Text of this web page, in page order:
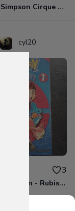
BD - Les Simpson Cirque en folie ! - Tome 11
cyl20
3
Manga - Pokémon - Rubis et Saphir - Tome 1